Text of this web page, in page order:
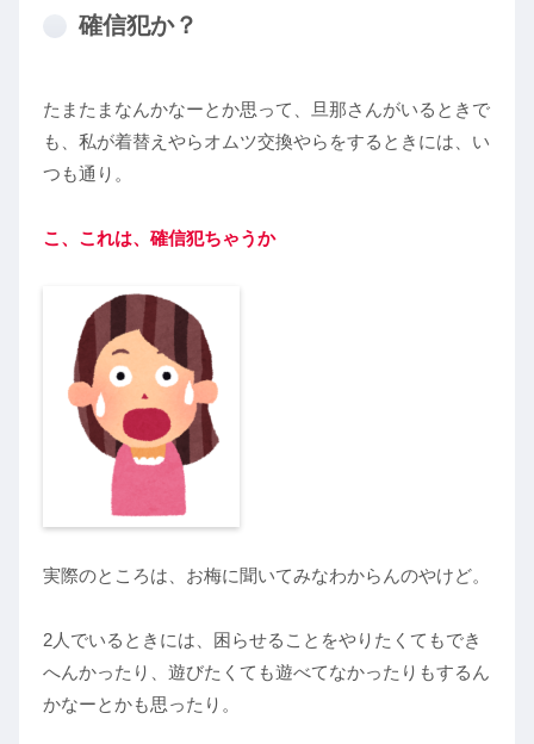
確信犯か？
たまたまなんかなーとか思って、旦那さんがいるときで
も、私が着替えやらオムツ交換やらをするときには、い
つも通り。
こ、これは、確信犯ちゃうか
実際のところは、お梅に聞いてみなわからんのやけど。
2人でいるときには、困らせることをやりたくてもでき
へんかったり、遊びたくても遊べてなかったりもするん
かなーとかも思ったり。